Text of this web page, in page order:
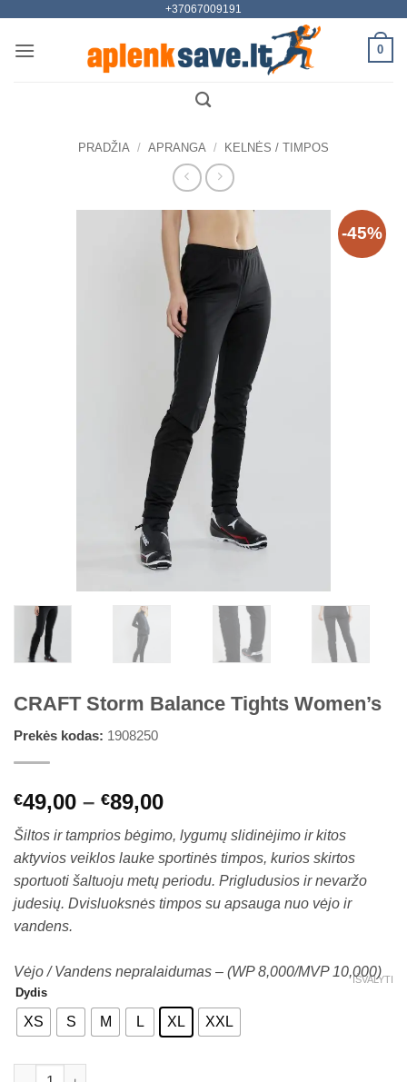
content
+37067009191
0
PRADŽIA / APRANGA / KELNĖS / TIMPOS
-45%
CRAFT Storm Balance Tights Women’s
Prekės kodas: 1908250
€49,00 – €89,00Price
€49,00
through
€89,00
Šiltos ir tamprios bėgimo, lygumų slidinėjimo ir kitos
aktyvios veiklos lauke sportinės timpos, kurios skirtos
sportuoti šaltuoju metų periodu. Prigludusios ir nevaržo
judesių. Dvisluoksnės timpos su apsauga nuo vėjo ir
vandens.
Vėjo / Vandens nepralaidumas – (WP 8,000/MVP 10,000)
Dydis
XS S M L XL XXL
IŠVALYTI
produkto kiekis: CRAFT Storm Balance Tights Women's